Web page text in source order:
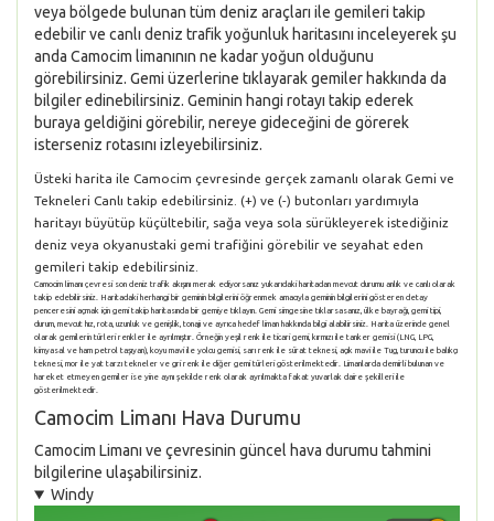
veya bölgede bulunan tüm deniz araçları ile gemileri takip
edebilir ve canlı deniz trafik yoğunluk haritasını inceleyerek şu
anda Camocim limanının ne kadar yoğun olduğunu
görebilirsiniz. Gemi üzerlerine tıklayarak gemiler hakkında da
bilgiler edinebilirsiniz. Geminin hangi rotayı takip ederek
buraya geldiğini görebilir, nereye gideceğini de görerek
isterseniz rotasını izleyebilirsiniz.
Üsteki harita ile Camocim çevresinde gerçek zamanlı olarak Gemi ve
Tekneleri Canlı takip edebilirsiniz. (+) ve (-) butonları yardımıyla
haritayı büyütüp küçültebilir, sağa veya sola sürükleyerek istediğiniz
deniz veya okyanustaki gemi trafiğini görebilir ve seyahat eden
gemileri takip edebilirsiniz.
Camocim limanı çevresi son deniz trafik akışını merak ediyorsanız yukarıdaki haritadan mevcut durumu anlık ve canlı olarak
takip edebilirsiniz. Haritadaki herhangi bir geminin bilgilerini öğrenmek amacıyla geminin bilgilerini gösteren detay
penceresini açmak için gemi takip haritasında bir gemiye tıklayın. Gemi simgesine tıklarsasanız, ülke bayrağı, gemi tipi,
durum, mevcut hız, rota, uzunluk ve genişlik, tonajı ve ayrıca hedef liman hakkında bilgi alabilirsiniz. Harita üzerinde genel
olarak gemilerin türleri renkler ile ayrılmıştır. Örneğin yeşil renk ile ticari gemi, kırmızı ile tanker gemisi (LNG, LPG,
kimyasal ve ham petrol taşıyan), koyu mavi ile yolcu gemisi, sarı renk ile sürat teknesi, açık mavi ile Tug, turuncu ile balıkçı
teknesi, mor ile yat tarzı tekneler ve gri renk ile diğer gemi türleri gösterilmektedir. Limanlarda demirli bulunan ve
hareket etmeyen gemiler ise yine aynı şekilde renk olarak ayrılmakta fakat yuvarlak daire şekilleri ile
gösterilmektedir.
Camocim Limanı Hava Durumu
Camocim Limanı ve çevresinin güncel hava durumu tahmini
bilgilerine ulaşabilirsiniz.
Windy